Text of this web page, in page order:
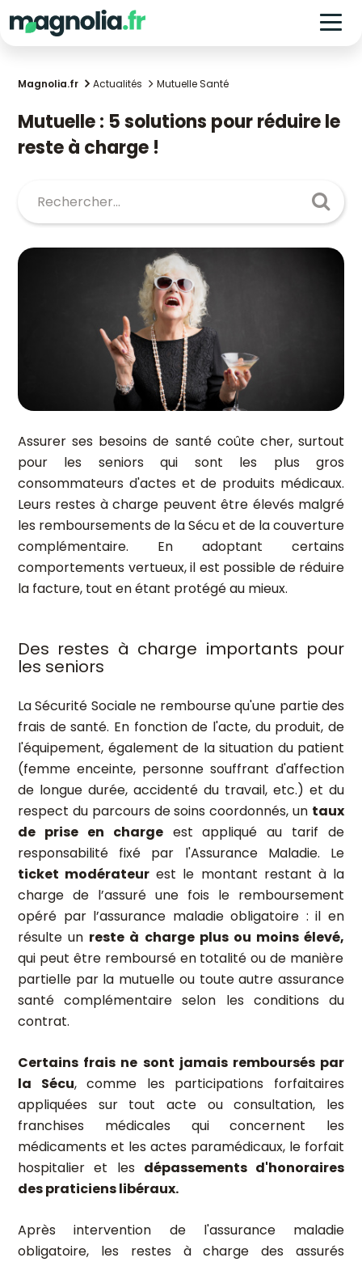
Magnolia.fr Actualités Mutuelle Santé
Mutuelle : 5 solutions pour réduire le
reste à charge !
Assurer ses besoins de santé coûte cher, surtout
pour les seniors qui sont les plus gros
consommateurs d'actes et de produits médicaux.
Leurs restes à charge peuvent être élevés malgré
les remboursements de la Sécu et de la couverture
complémentaire. En adoptant certains
comportements vertueux, il est possible de réduire
la facture, tout en étant protégé au mieux.
Des restes à charge importants pour
les seniors
La Sécurité Sociale ne rembourse qu'une partie des
frais de santé. En fonction de l'acte, du produit, de
l'équipement, également de la situation du patient
(femme enceinte, personne souffrant d'affection
de longue durée, accidenté du travail, etc.) et du
respect du parcours de soins coordonnés, un taux
de prise en chargeest appliqué au tarif de
responsabilité fixé par l'Assurance Maladie. Le
ticket modérateur est le montant restant à la
charge de l’assuré une fois le remboursement
opéré par l’assurance maladie obligatoire : il en
résulte un reste à charge plus ou moins élevé,
qui peut être remboursé en totalité ou de manière
partielle par la mutuelle ou toute autre assurance
santé complémentaire selon les conditions du
contrat.
Certains frais ne sont jamais remboursés par
la Sécu, comme les participations forfaitaires
appliquées sur tout acte ou consultation, les
franchises médicales qui concernent les
médicaments et les actes paramédicaux, le forfait
hospitalier et les dépassements d'honoraires
des praticiens libéraux.
Après intervention de l'assurance maladie
obligatoire, les restes à charge des assurés